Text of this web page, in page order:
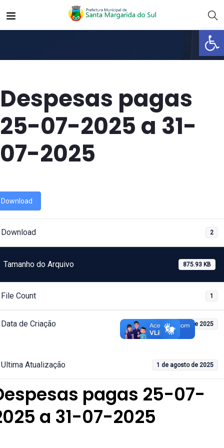
Abrir
Despesas pagas
25-07-2025 a 31-
07-2025
Download
Download 2
Tamanho do Arquivo 875.93 KB
File Count 1
Data de Criação 1 de agosto de 2025
Ultima Atualização 1 de agosto de 2025
pagas 25-07-
a 31-07-2025